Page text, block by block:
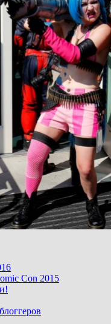
Con 2015